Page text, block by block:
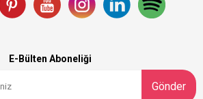
E-Bülten Aboneliği
Gönder